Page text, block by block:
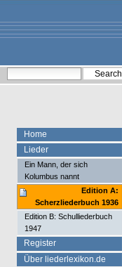
content.
navigation
Personal
tools
Home
Lieder
Ein Mann, der sich
Kolumbus nannt
Edition A:
Scherzliederbuch 1936
Edition B: Schulliederbuch
1947
Register
Über liederlexikon.de